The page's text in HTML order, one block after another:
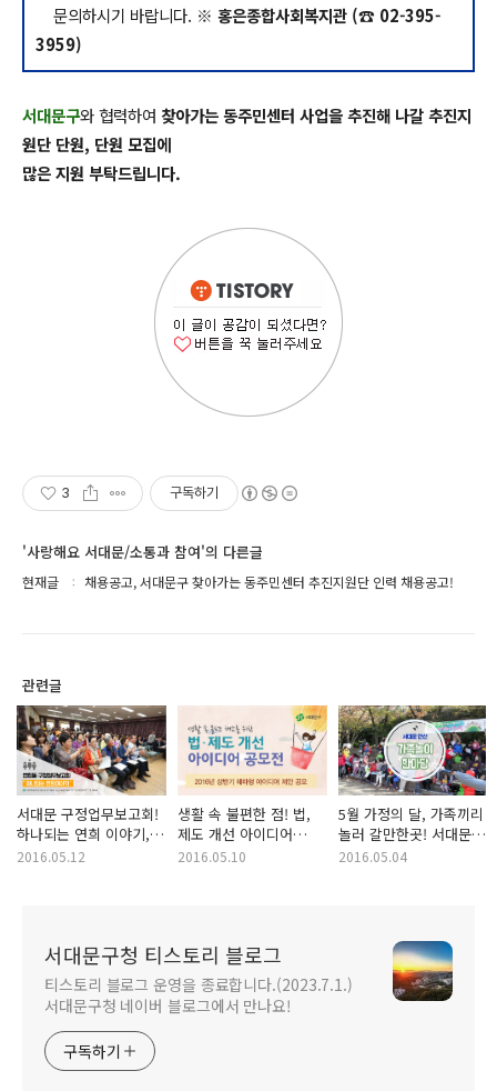
문의하시기 바랍니다. ※ 홍은종합사회복지관 (☎ 02-395-
3959)
서대문구와 협력하여 찾아가는 동주민센터 사업을 추진해 나갈 추진지
원단 단원, 단원 모집에
많은 지원 부탁드립니다.
3 구독하기
'사랑해요 서대문/소통과 참여'의 다른글
현재글 채용공고, 서대문구 찾아가는 동주민센터 추진지원단 인력 채용공고!
관련글
서대문 구정업무보고회!
하나되는 연희 이야기,
연희동 자치회관 현장!
2016.05.12
생활 속 불편한 점! 법,
제도 개선 아이디어
공모전을 통해
2016.05.10
5월 가정의 달, 가족끼리
놀러 갈만한곳! 서대문
안산 가족놀이 한마당!
2016.05.04
서대문구청 티스토리 블로그
티스토리 블로그 운영을 종료합니다.(2023.7.1.)
서대문구청 네이버 블로그에서 만나요!
구독하기